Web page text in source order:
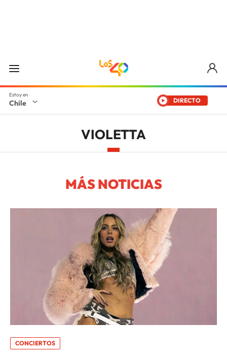
Chile DIRECTO
VIOLETTA
MÁS NOTICIAS
CONCIERTOS